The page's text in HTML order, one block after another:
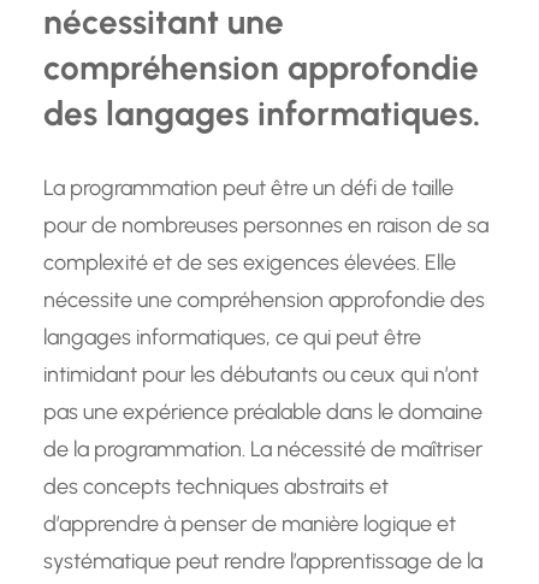
nécessitant une
compréhension approfondie
des langages informatiques.
La programmation peut être un défi de taille
pour de nombreuses personnes en raison de sa
complexité et de ses exigences élevées. Elle
nécessite une compréhension approfondie des
langages informatiques, ce qui peut être
intimidant pour les débutants ou ceux qui n’ont
pas une expérience préalable dans le domaine
de la programmation. La nécessité de maîtriser
des concepts techniques abstraits et
d’apprendre à penser de manière logique et
systématique peut rendre l’apprentissage de la